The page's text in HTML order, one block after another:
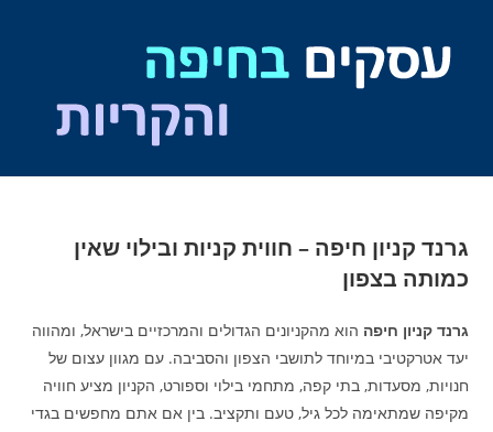
content
גרנד קניון חיפה – חווית קניות ובילוי שאין
כמותה בצפון
גרנד קניון חיפה הוא מהקניונים הגדולים והמרכזיים בישראל, ומהווה
יעד אטרקטיבי במיוחד לתושבי הצפון והסביבה. עם מגוון עצום של
חנויות, מסעדות, בתי קפה, מתחמי בילוי וספורט, הקניון מציע חוויה
מקיפה שמתאימה לכל גיל, טעם ותקציב. בין אם אתם מחפשים בגדי